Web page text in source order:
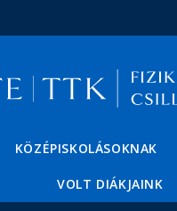
KÖZÉPISKOLÁSOKNAK
VOLT DIÁKJAINK